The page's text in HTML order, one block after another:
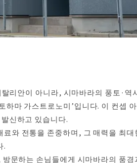
리안이 아니라, 시마바라의 풍토·역
하마 가스트로노미’입니다. 이 컨셉
신하고 있습니다.
와 전통을 존중하며, 그 매력을 최대
.
문하는 손님들에게 시마바라의 풍경